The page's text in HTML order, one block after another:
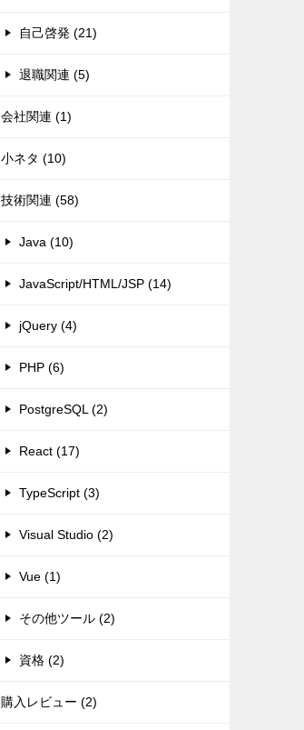
自己啓発 (21)
退職関連 (5)
会社関連 (1)
小ネタ (10)
技術関連 (58)
Java (10)
JavaScript/HTML/JSP (14)
jQuery (4)
PHP (6)
PostgreSQL (2)
React (17)
TypeScript (3)
Visual Studio (2)
Vue (1)
その他ツール (2)
資格 (2)
購入レビュー (2)